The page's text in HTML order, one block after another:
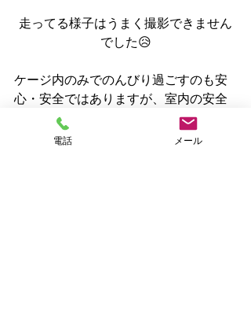
走ってる様子はうまく撮影できません
でした😥
ケージ内のみでのんびり過ごすのも安
心・安全ではありますが、室内の安全
な場所、目の届く時間と範囲でフリー
で走れるのは、ストレス解消になりそ
電話 メール